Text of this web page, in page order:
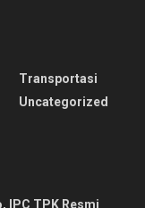
Transportasi
Uncategorized
IPC TPK Resmi